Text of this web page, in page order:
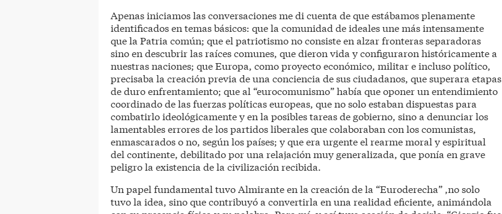
Apenas iniciamos las conversaciones me di cuenta de que estábamos plenamente
identificados en temas básicos: que la comunidad de ideales une más intensamente
que la Patria común; que el patriotismo no consiste en alzar fronteras separadoras
sino en descubrir las raíces comunes, que dieron vida y configuraron históricamente a
nuestras naciones; que Europa, como proyecto económico, militar e incluso político,
precisaba la creación previa de una conciencia de sus ciudadanos, que superara etapas
de duro enfrentamiento; que al “eurocomunismo” había que oponer un entendimiento
coordinado de las fuerzas políticas europeas, que no solo estaban dispuestas para
combatirlo ideológicamente y en la posibles tareas de gobierno, sino a denunciar los
lamentables errores de los partidos liberales que colaboraban con los comunistas,
enmascarados o no, según los países; y que era urgente el rearme moral y espiritual
del continente, debilitado por una relajación muy generalizada, que ponía en grave
peligro la existencia de la civilización recibida.
Un papel fundamental tuvo Almirante en la creación de la “Euroderecha” ,no solo
tuvo la idea, sino que contribuyó a convertirla en una realidad eficiente, animándola